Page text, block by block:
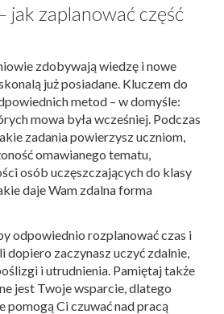
jak zaplanować część
zdobywają wiedzę i nowe
już posiadane. Kluczem do
metod – w domyśle:
mowa była wcześniej. Podczas
zadania powierzysz uczniom,
omawianego tematu,
osób uczęszczających do klasy
daje Wam zdalna forma
odpowiednio rozplanować czas i
dopiero zaczynasz uczyć zdalnie,
i utrudnienia. Pamiętaj także
jest Twoje wsparcie, dlatego
pomogą Ci czuwać nad pracą